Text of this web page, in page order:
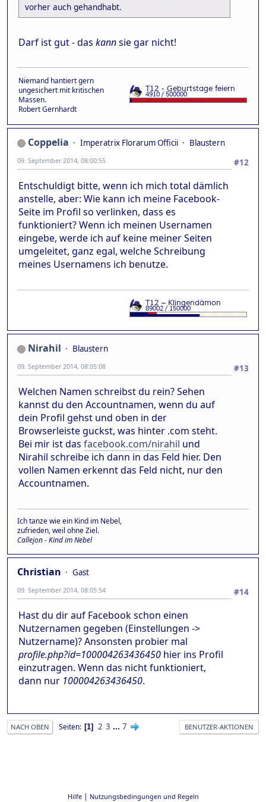
vorher auch gehandhabt.
Darf ist gut - das kannsie gar nicht!
Niemand hantiert gern
ungesichert mit kritischen
Massen.
Robert Gernhardt
Coppelia Imperatrix Florarum Officii
Blaustern
#12
09. September 2014, 08:00:55
Entschuldigt bitte, wenn ich mich total dämlich
anstelle, aber: Wie kann ich meine Facebook-
Seite im Profil so verlinken, dass es
funktioniert? Wenn ich meinen Usernamen
eingebe, werde ich auf keine meiner Seiten
umgeleitet, ganz egal, welche Schreibung
meines Usernamens ich benutze.
Nirahil
Blaustern
#13
09. September 2014, 08:05:08
Welchen Namen schreibst du rein? Sehen
kannst du den Accountnamen, wenn du auf
dein Profil gehst und oben in der
Browserleiste guckst, was hinter .com steht.
Bei mir ist das facebook.com/nirahil und
Nirahil schreibe ich dann in das Feld hier. Den
vollen Namen erkennt das Feld nicht, nur den
Accountnamen.
Ich tanze wie ein Kind im Nebel,
zufrieden, weil ohne Ziel.
Callejon - Kind im Nebel
Christian
Gast
#14
09. September 2014, 08:05:54
Hast du dir auf Facebook schon einen
Nutzernamen gegeben (Einstellungen ->
Nutzername)? Ansonsten probier mal
profile.php?id=100004263436450 hier ins Profil
einzutragen. Wenn das nicht funktioniert,
dann nur 100004263436450.
NACH OBEN Seiten 1 2 3 ... 7 BENUTZER-AKTIONEN
Hilfe| Nutzungsbedingungen und Regeln